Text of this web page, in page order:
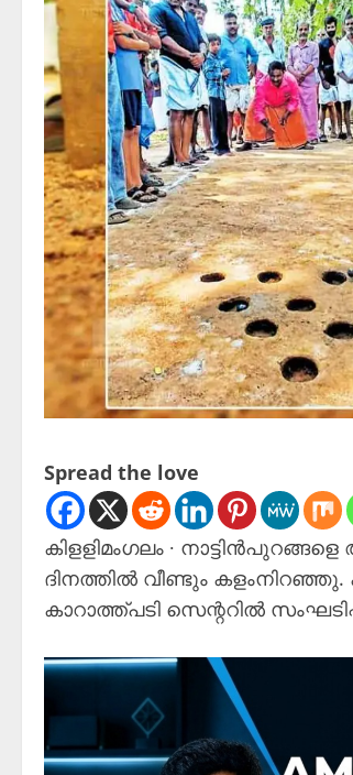
Spread the love
കിളളിമംഗലം ∙
ദിനത്തിൽ വീണ്ടും കളംനിറഞ്ഞു.
കാറാത്ത്പടി സെന്ററിൽ